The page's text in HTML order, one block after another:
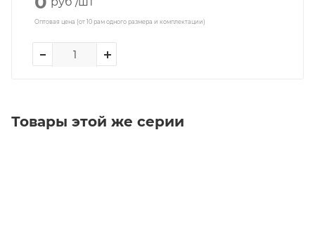
Оптовая цена (от 10 рам одного размера и комплектации)
Товары этой же серии